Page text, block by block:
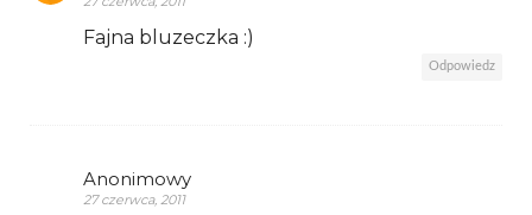
Fajna bluzeczka :)
Odpowiedz
Anonimowy
27 czerwca, 2011